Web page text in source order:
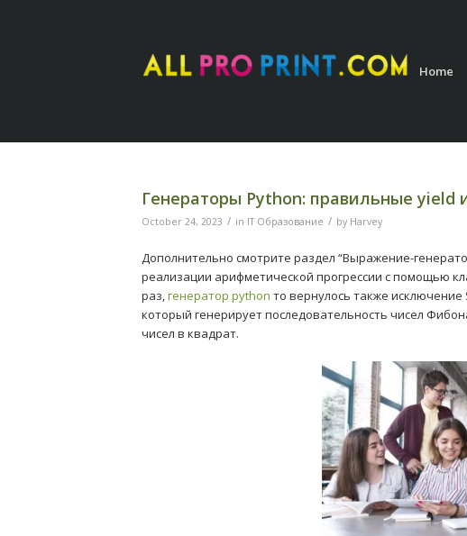
Home
Генераторы Python: правильные
October 24, 2023 / in IT Образование / by Harvey
Дополнительно смотрите раздел “Выражение-
реализации арифметической прогрессии с помощью
раз,генератор python то вернулось также
который генерирует последовательность чисел
чисел в квадрат.